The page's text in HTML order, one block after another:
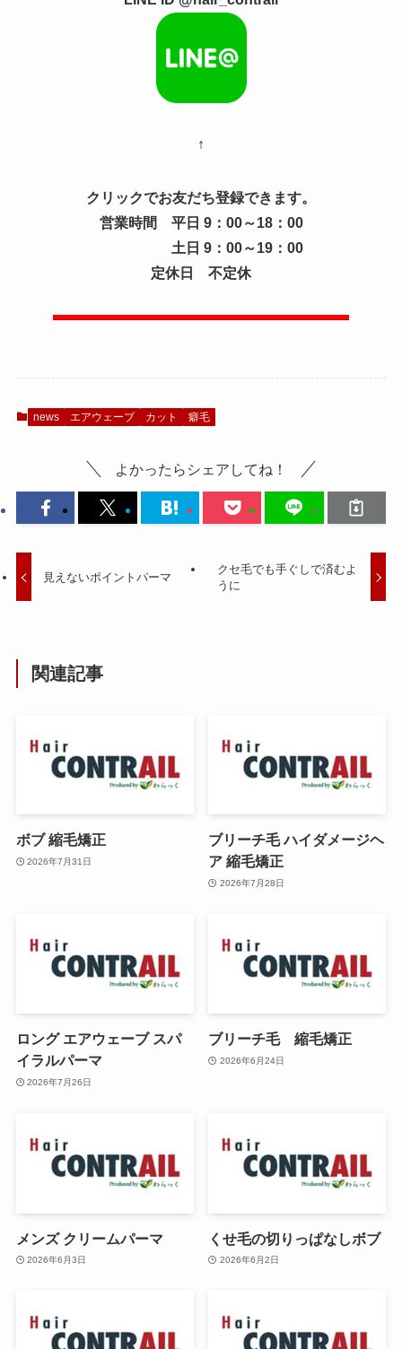
↑
クリックでお友だち登録できます。
営業時間 平日 9：00～18：00
土日 9：00～19：00
定休日 不定休
news エアウェーブ カット 癖毛
よかったらシェアしてね！
見えないポイントパーマ
クセ毛でも手ぐしで済むよ
うに
関連記事
ボブ 縮毛矯正
2026年7月31日
ブリーチ毛 ハイダメージヘ
ア 縮毛矯正
2026年7月28日
ロング エアウェーブ スパ
イラルパーマ
2026年7月26日
ブリーチ毛 縮毛矯正
2026年6月24日
メンズ クリームパーマ
2026年6月3日
くせ毛の切りっぱなしボブ
2026年6月2日